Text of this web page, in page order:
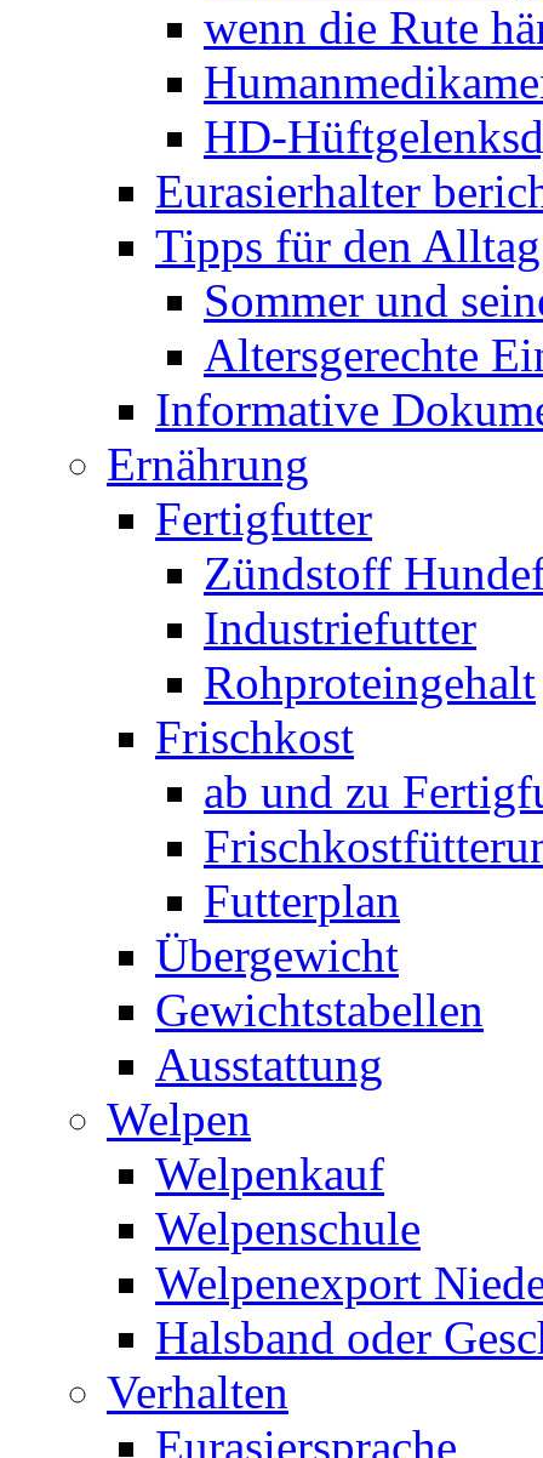
wenn die Rute
HD-
Eurasierhalter
Tipps für den Alltag
Sommer und
Altersgerechte
Informative
Ernährung
Fertigfutter
Zündstoff
Industriefutter
Rohproteingehalt
Frischkost
ab und zu
Futterplan
Übergewicht
Gewichtstabellen
Ausstattung
Welpen
Welpenkauf
Welpenschule
Welpenexport
Halsband oder
Verhalten
Eurasiersprache